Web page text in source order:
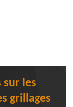
sur les
grillages